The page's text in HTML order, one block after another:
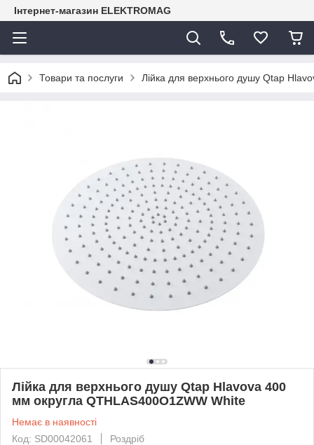
Інтернет-магазин ELEKTROMAG
Товари та послуги Лійка для верхнього душу Qtap
Лійка для верхнього душу Qtap Hlavova 400
мм округла QTHLAS400O1ZWW White
Немає в наявності
Код: SD00042061
Роздріб